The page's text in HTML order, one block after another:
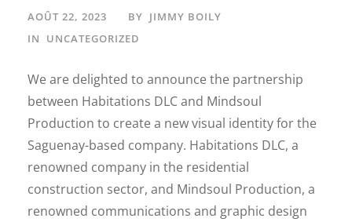
AOÛT 22, 2023 BY JIMMY BOILY
IN
UNCATEGORIZED
We are delighted to announce the partnership
between Habitations DLC and Mindsoul
Production to create a new visual identity for the
Saguenay-based company. Habitations DLC, a
renowned company in the residential
construction sector, and Mindsoul Production, a
renowned communications and graphic design